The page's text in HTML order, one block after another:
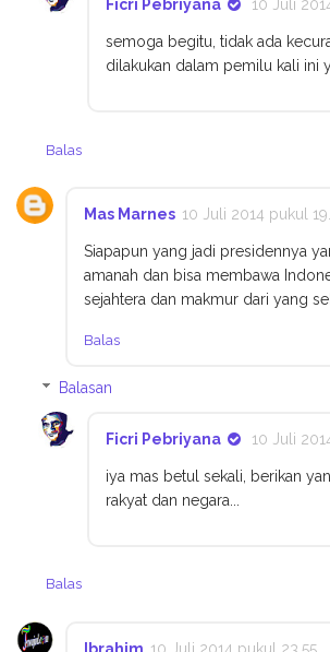
Ficri Pebriyana 10 Juli
semoga begitu, tidak ada
dilakukan dalam pemilu kali ini
Balas
Mas Marnes 10 Juli 2014 pukul
Siapapun yang jadi presidennya
amanah dan bisa membawa
sejahtera dan makmur dari yang
Balas
Balasan
Ficri Pebriyana 10 Juli
iya mas betul sekali, berikan
rakyat dan negara...
Balas
Ibrahim 10 Juli 2014 pukul 23.55